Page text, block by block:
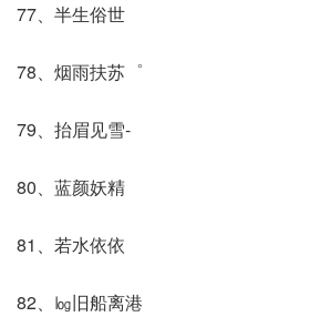
77、半生俗世
78、烟雨扶苏゜
79、抬眉见雪-
80、蓝颜妖精
81、若水依依
82、㏒旧船离港